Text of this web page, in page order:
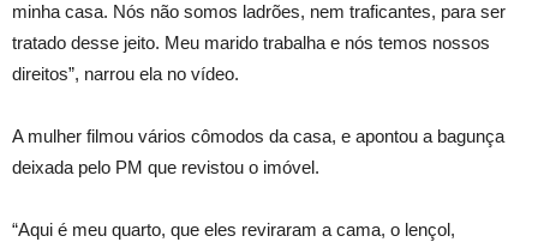
minha casa. Nós não somos ladrões, nem traficantes, para ser
tratado desse jeito. Meu marido trabalha e nós temos nossos
direitos”, narrou ela no vídeo.
A mulher filmou vários cômodos da casa, e apontou a bagunça
deixada pelo PM que revistou o imóvel.
“Aqui é meu quarto, que eles reviraram a cama, o lençol,